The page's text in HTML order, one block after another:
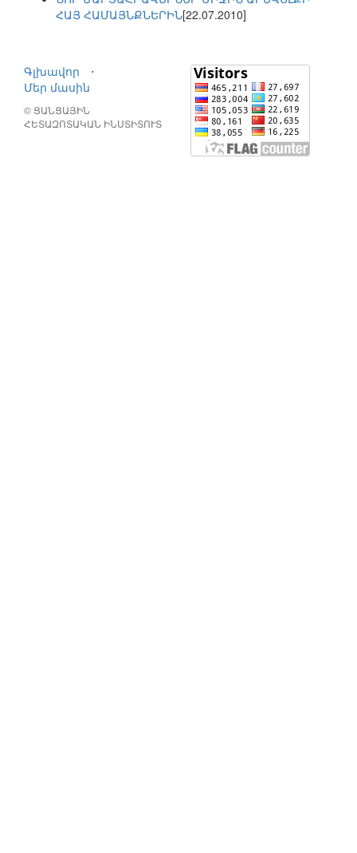
ՀԱՅ ՀԱՄԱՅՆՔՆԵՐԻՆ[22.07.2010]
Գլխավոր
⋅
Մեր մասին
© ՑԱՆՑԱՅԻՆ
ՀԵՏԱԶՈՏԱԿԱՆ ԻՆՍՏԻՏՈՒՏ